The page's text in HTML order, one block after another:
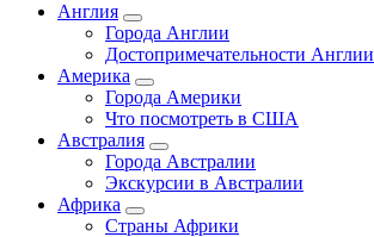
Англия
Города Англии
Достопримечательности Англии
Америка
Города Америки
Что посмотреть в США
Австралия
Города Австралии
Экскурсии в Австралии
Африка
Страны Африки